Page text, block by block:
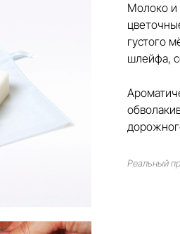
Молоко и
густого
шлейфа,
Реальный